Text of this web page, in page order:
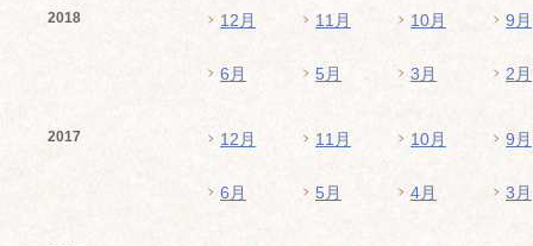
2018 12月 11月 10月 9月
6月 5月 3月 2月
2017 12月 11月 10月 9月
6月 5月 4月 3月